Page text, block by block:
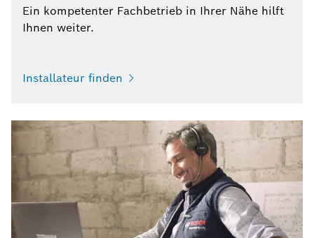
Ein kompetenter Fachbetrieb in Ihrer Nähe hilft
Ihnen weiter.
Installateur finden